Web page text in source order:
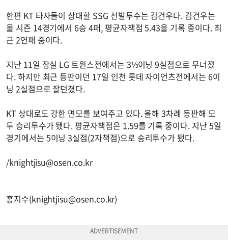
한편 KT 타자들이 상대할 SSG 선발투수는 김건우다. 김건우는
올 시즌 14경기에서 6승 4패, 평균자책점 5.43을 기록 중이다. 최
근 2연패 중이다.
지난 11일 잠실 LG 트윈스전에서는 3⅓이닝 9실점으로 무너졌
다. 하지만 최근 등판이던 17일 인천 롯데 자이언츠전에서는 6이
닝 2실점으로 잘던졌다.
KT 상대로도 강한 면모를 보여주고 있다. 올해 3차례 등판해 모
두 승리투수가 됐다. 평균자책점은 1.59를 기록 중이다. 지난 5일
경기에서는 5이닝 3실점(2자책점)으로 승리투수가 됐다.
/knightjisu@osen.co.kr
홍지수(knightjisu@osen.co.kr)